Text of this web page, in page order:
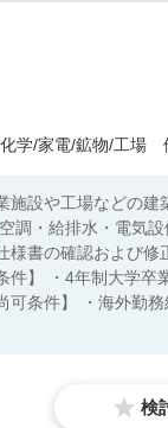
化学/家電/鉱物/工場
施設や工場などの
様書の確認および
検